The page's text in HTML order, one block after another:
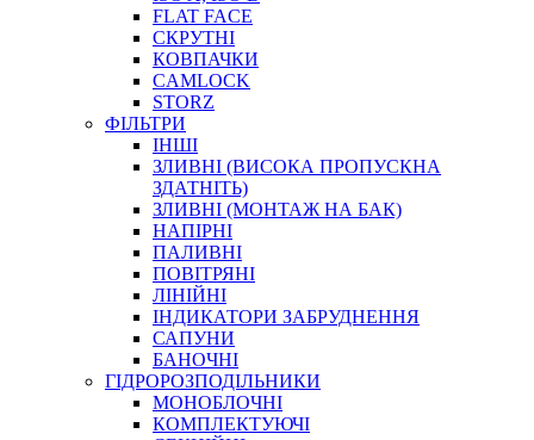
НАСОСИ, КОМПРЕСОРИ, МАНОМЕТРИ
ПАСТА, АНТИСЕПТИК
ІНСТРУМЕНТ
САДОВИЙ ІНВЕНТАР
ЕЛЕКТРИЧНІ ПРИЛАДИ
ПАЛЬНИКИ, ПАЯЛЬНИКИ, ПАЯЛЬНІ ЛАМПИ
ІНСТРУМЕНТИ ДЛЯ ЕЛЕКТРИКА
ЕЛЕКТРОІНСТРУМЕНТИ
ЗАМКИ І КОМПЛЕКТУЮЧІ
ІНСТРУМЕНТИ ДЛЯ ЗВАРЮВАННЯ, АКСЕСУАРИ
FLAT FACE
СКРУТНІ
КОВПАЧКИ
CAMLOCK
STORZ
ФІЛЬТРИ
ІНШІ
ЗЛИВНІ (ВИСОКА ПРОПУСКНА
ЗДАТНІТЬ)
ЗЛИВНІ (МОНТАЖ НА БАК)
НАПІРНІ
ПАЛИВНІ
ПОВІТРЯНІ
ЛІНІЙНІ
ІНДИКАТОРИ ЗАБРУДНЕННЯ
САПУНИ
БАНОЧНІ
ГІДРОРОЗПОДІЛЬНИКИ
МОНОБЛОЧНІ
КОМПЛЕКТУЮЧІ